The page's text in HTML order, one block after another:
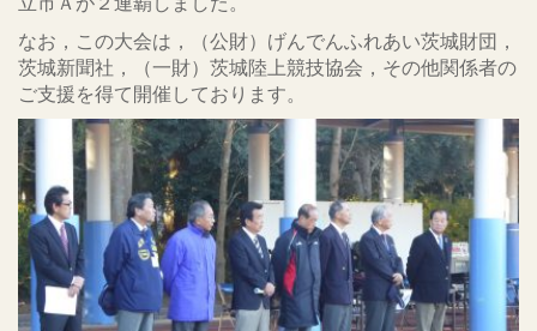
なお，この大会は，（公財）げんでんふれあい茨城財団，
茨城新聞社，（一財）茨城陸上競技協会，その他関係者の
ご支援を得て開催しております。